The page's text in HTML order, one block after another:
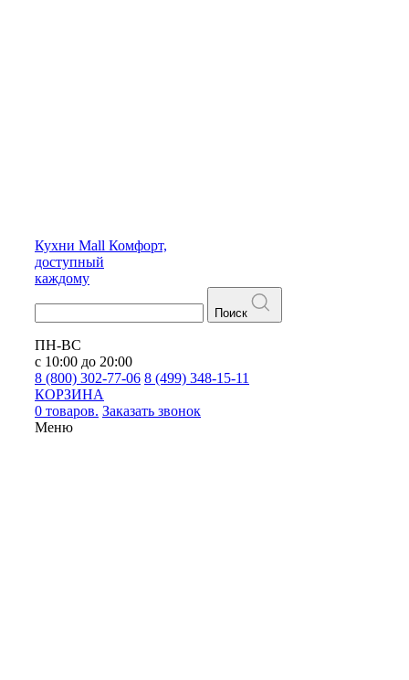
Кухни Mall Комфорт,
доступный
каждому
Поиск
ПН-ВС
с 10:00 до 20:00
8 (800) 302-77-06 8 (499) 348-15-11
КОРЗИНА
0 товаров. Заказать звонок
Меню